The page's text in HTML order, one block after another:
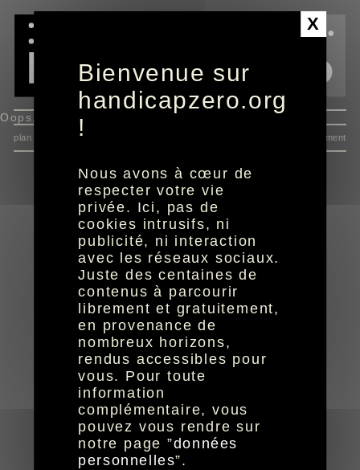
Oops, an error occurred! Request: bc9244ab374dd
plan du site consentement
© HandiCaPZéro - réalisation aYaline
X
Bienvenue sur
handicapzero.org
!
Nous avons à cœur de
respecter votre vie
privée. Ici, pas de
cookies intrusifs, ni
publicité, ni interaction
avec les réseaux sociaux.
Juste des centaines de
contenus à parcourir
librement et gratuitement,
en provenance de
nombreux horizons,
rendus accessibles pour
vous. Pour toute
information
complémentaire, vous
pouvez vous rendre sur
notre page ”données
personnelles”.